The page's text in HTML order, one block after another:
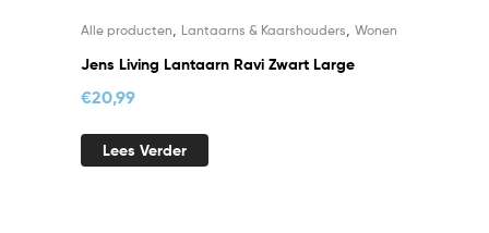
Alle producten Lantaarns & Kaarshouders Wonen
Jens Living Lantaarn Ravi Zwart Large
€20,99
Lees Verder